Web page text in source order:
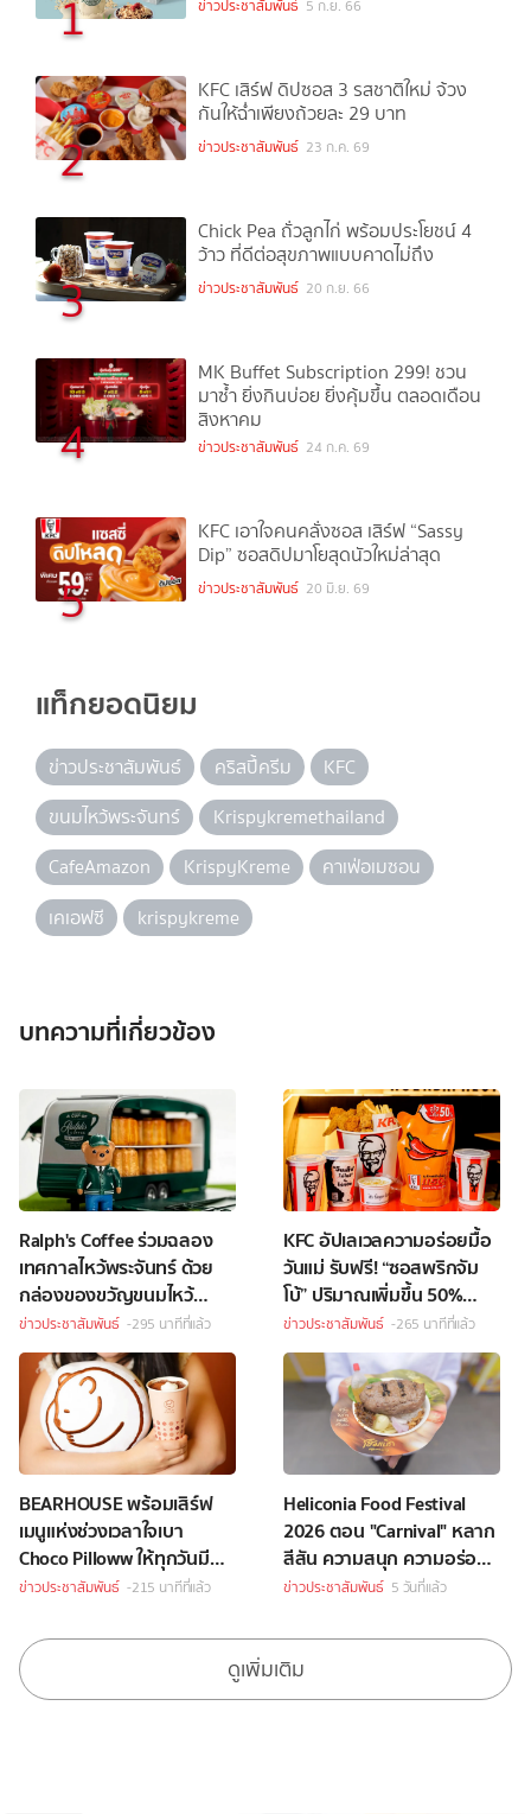
1 ข่าวประชาสัมพันธ์ 5 ก.ย. 66
2
KFC เสิร์ฟ ดิปซอส 3 รสชาติใหม่ จ้วง
กันให้ฉ่ำเพียงถ้วยละ 29 บาท
ข่าวประชาสัมพันธ์ 23 ก.ค. 69
3
Chick Pea ถั่วลูกไก่ พร้อมประโยชน์ 4
ว้าว ที่ดีต่อสุขภาพแบบคาดไม่ถึง
ข่าวประชาสัมพันธ์ 20 ก.ย. 66
4
MK Buffet Subscription 299! ชวน
มาซ้ำ ยิ่งกินบ่อย ยิ่งคุ้มขึ้น ตลอดเดือน
สิงหาคม
ข่าวประชาสัมพันธ์ 24 ก.ค. 69
5
KFC เอาใจคนคลั่งซอส เสิร์ฟ “Sassy
Dip” ซอสดิปมาโยสุดนัวใหม่ล่าสุด
ข่าวประชาสัมพันธ์ 20 มิ.ย. 69
แท็กยอดนิยม
ข่าวประชาสัมพันธ์ คริสปี้ครีม
KFC
ขนมไหว้พระจันทร์
Krispykremethailand
CafeAmazon
KrispyKreme
คาเฟ่อเมซอน
เคเอฟซี
krispykreme
บทความที่เกี่ยวข้อง
Ralph's Coffee ร่วมฉลอง
เทศกาลไหว้พระจันทร์ ด้วย
กล่องของขวัญขนมไหว้
พระจันทร์สุดพิเศษ
ข่าวประชาสัมพันธ์ -295 นาทีที่แล้ว
KFC อัปเลเวลความอร่อยมื้อ
วันแม่ รับฟรี! “ซอสพริกจัม
โบ้” ปริมาณเพิ่มขึ้น 50%
เพียงซื้อชุดบักเก็ตที่ร่วม
รายการราคา 349 บาทขึ้นไป
ข่าวประชาสัมพันธ์ -265 นาทีที่แล้ว
BEARHOUSE พร้อมเสิร์ฟ
เมนูแห่งช่วงเวลาใจเบา
Choco Pilloww ให้ทุกวันมี
“Soft Moment”
ข่าวประชาสัมพันธ์ -215 นาทีที่แล้ว
Heliconia Food Festival
2026 ตอน "Carnival" หลาก
สีสัน ความสนุก ความอร่อย
Celebrity Chef กว่า 70 ชีวิต
ข่าวประชาสัมพันธ์ 5 วันที่แล้ว
ดูเพิ่มเติม